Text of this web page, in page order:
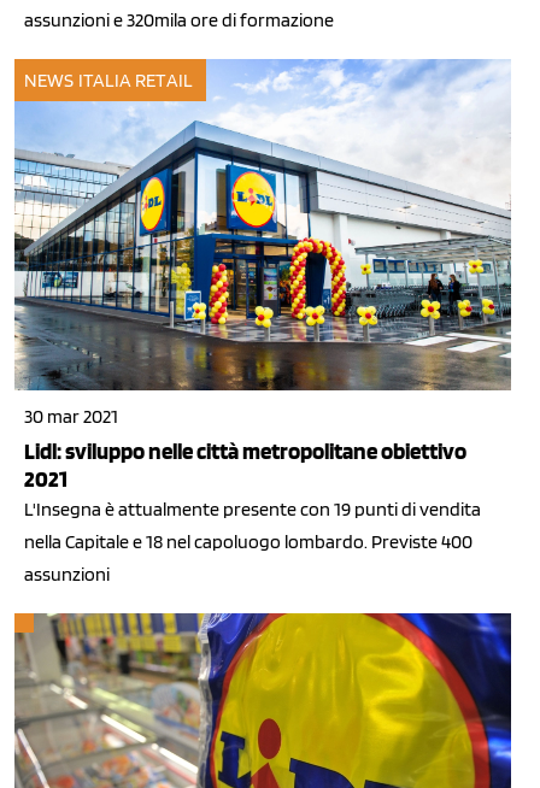
assunzioni e 320mila ore di formazione
NEWS ITALIA RETAIL
30 mar 2021
Lidl: sviluppo nelle città metropolitane obiettivo
2021
L'Insegna è attualmente presente con 19 punti di vendita
nella Capitale e 18 nel capoluogo lombardo. Previste 400
assunzioni